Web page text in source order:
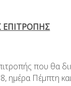
που θα
Πέμπτη